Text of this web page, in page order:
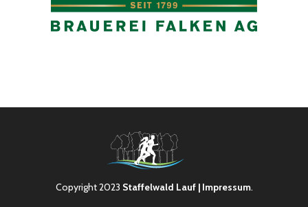
Copyright 2023 Staffelwald Lauf| Impressum.